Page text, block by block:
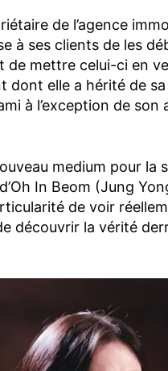
de l’agence
à ses clients de les
mettre celui-ci en
dont elle a hérité de
à l’exception de son
medium pour la
In Beom (Jung
de voir
découvrir la vérité